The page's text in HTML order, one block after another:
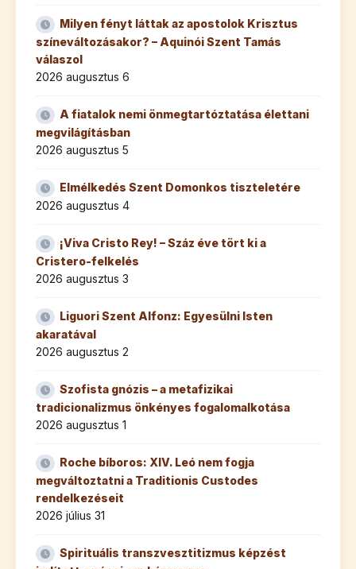
Milyen fényt láttak az apostolok Krisztus
színeváltozásakor? – Aquinói Szent Tamás
válaszol
2026 augusztus 6
A fiatalok nemi önmegtartóztatása élettani
megvilágításban
2026 augusztus 5
Elmélkedés Szent Domonkos tiszteletére
2026 augusztus 4
¡Viva Cristo Rey! – Száz éve tört ki a
Cristero-felkelés
2026 augusztus 3
Liguori Szent Alfonz: Egyesülni Isten
akaratával
2026 augusztus 2
Szofista gnózis – a metafizikai
tradicionalizmus önkényes fogalomalkotása
2026 augusztus 1
Roche bíboros: XIV. Leó nem fogja
megváltoztatni a Traditionis Custodes
rendelkezéseit
2026 július 31
Spirituális transzvesztitizmus képzést